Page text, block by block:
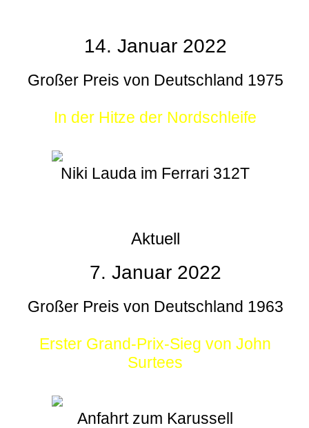
14. Januar 2022
Großer Preis von Deutschland 1975
In der Hitze der Nordschleife
Niki Lauda im Ferrari 312T
Aktuell
7. Januar 2022
Großer Preis von Deutschland 1963
Erster Grand-Prix-Sieg von John
Surtees
Anfahrt zum Karussell